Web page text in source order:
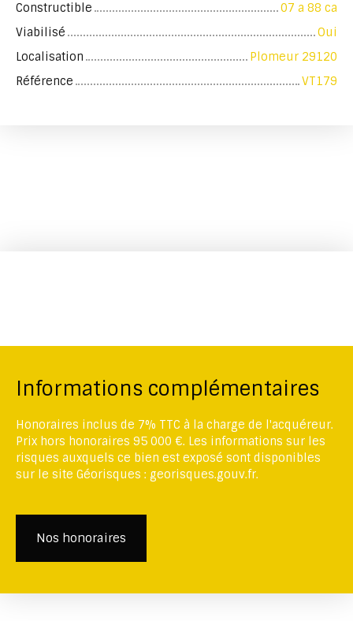
Constructible
07 a 88 ca
Viabilisé
Oui
Localisation
Plomeur 29120
Référence
VT179
Informations complémentaires
Honoraires inclus de 7% TTC à la charge de l'acquéreur.
Prix hors honoraires 95 000 €. Les informations sur les
risques auxquels ce bien est exposé sont disponibles
sur le site Géorisques : georisques.gouv.fr.
Nos honoraires